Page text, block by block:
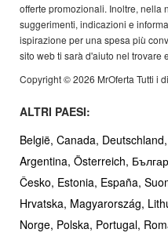
offerte promozionali. Inoltre, nella
suggerimenti, indicazioni e
ispirazione per una spesa più
sito web ti sarà d'aiuto nel trovare
Copyright © 2026 MrOferta Tutti i
ALTRI PAESI:
België, Canada, Deutschland,
Argentina, Österreich,
Česko, Estonia, España,
Hrvatska, Magyarország,
Norge, Polska, Portugal,